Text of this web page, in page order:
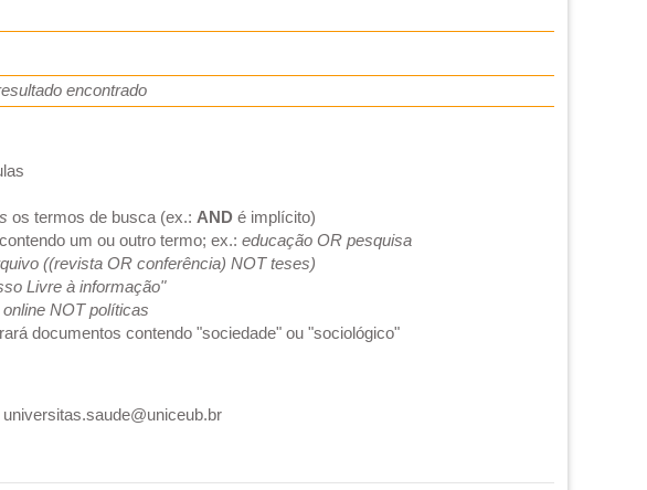
encontrado
os termos de busca (ex.: AND é implícito)
um ou outro termo; ex.:educação OR pesquisa
((revista OR conferência) NOT teses)
Livre à informação"
online NOT políticas
documentos contendo "sociedade" ou "sociológico"